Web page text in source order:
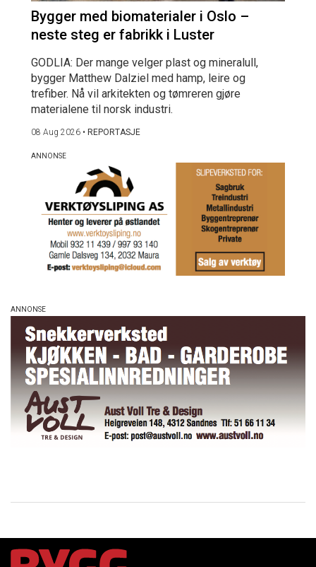
Bygger med biomaterialer i Oslo –
neste steg er fabrikk i Luster
GODLIA: Der mange velger plast og mineralull,
bygger Matthew Dalziel med hamp, leire og
trefiber. Nå vil arkitekten og tømreren gjøre
materialene til norsk industri.
08 Aug 2026 • REPORTASJE